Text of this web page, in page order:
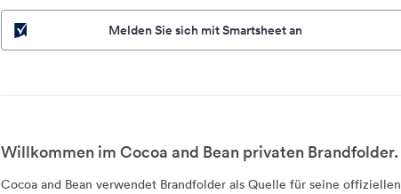
Melden Sie sich mit Smartsheet an
Willkommen im Cocoa and Bean privaten Brandfolder.
Cocoa and Bean verwendet Brandfolder als Quelle für seine offiziellen